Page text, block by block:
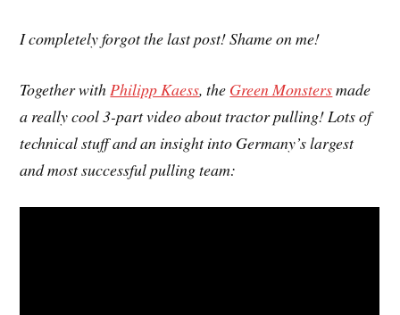
I completely forgot the last post! Shame on me!
Together withPhilipp Kaess, the Green Monstersmade
a really cool 3-part video about tractor pulling! Lots of
technical stuff and an insight into Germany’s largest
and most successful pulling team: